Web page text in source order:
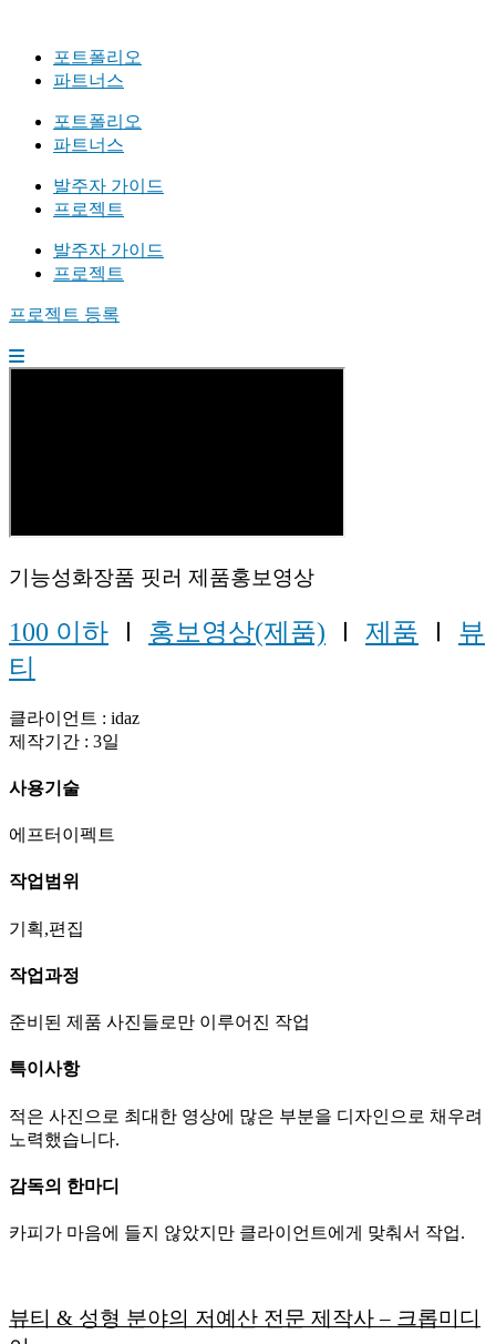
포트폴리오
파트너스
포트폴리오
파트너스
발주자 가이드
프로젝트
발주자 가이드
프로젝트
프로젝트 등록
기능성화장품 핏러 제품홍보영상
100 이하 Ⅰ 홍보영상(제품) Ⅰ 제품 Ⅰ 뷰
티
클라이언트 : idaz
제작기간 : 3일
사용기술
에프터이펙트
작업범위
기획,편집
작업과정
준비된 제품 사진들로만 이루어진 작업
특이사항
적은 사진으로 최대한 영상에 많은 부분을 디자인으로 채우려
노력했습니다.
감독의 한마디
카피가 마음에 들지 않았지만 클라이언트에게 맞춰서 작업.
뷰티 & 성형 분야의 저예산 전문 제작사 – 크롭미디